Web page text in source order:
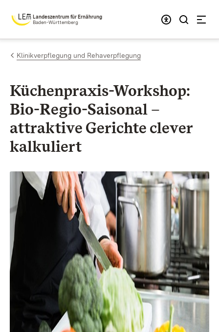
Zum Inhalt springen
Landeszentrum für Ernährung
Baden-Württemberg
Klinikverpflegung und Rehaverpflegung
Küchenpraxis-Workshop:
Bio-Regio-Saisonal –
attraktive Gerichte clever
kalkuliert